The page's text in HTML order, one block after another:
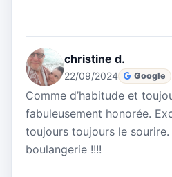
christine d.
22/09/2024 Google
Comme d’habitude et
fabuleusement honorée.
toujours toujours le
boulangerie !!!!